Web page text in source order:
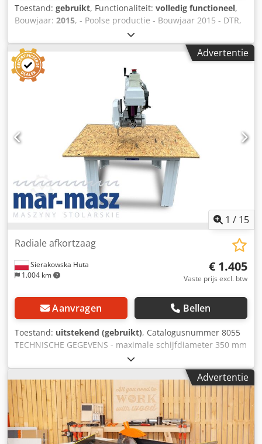
Toestand: gebruikt, Functionaliteit: volledig functioneel,
Bouwjaar: 2015, - Poolse productie - Bouwjaar 2015 - DTR,
CE - Elektrische versteling van zaagbladen TECHNISCHE
PARAMETERS: - Zaaghoogte: 60 mm - Zaagbladdiameter:
250 - 350 mm - Aantal zagen: 2 stuks - Max. zaagbreedte:
700 mm - Min. zaagbreedte: 90 mm - Max. afstand tussen
zaagbladen: 460 mm - Voeding traploos regelbaar via
frequentieomvormer - Voedingssnelheid instelbaar: 0 - 40
m/min - Motorvermogen: 2 x 4,7 kW -
Voedingsmotorvermogen: 0,75 kW - Motorvermogen voor
zaagbladverstelling: 0,12 kW - Totaal benodigd vermogen:
11,5 kW - Roltafels, lengte: 2 x 240 cm Chjdpfxjw H Rdae
Agmoa - Roltafelbreedte: 460 mm - Diameter
afzuigaansluiting: 160 mm - Transportafmetingen (l/b/h):
200 / 200 / 140 cm - Gewicht ~ 1000 kg
Advertentie
1 / 15
Sierakowska Huta
1.004 km
Radiale afkortzaag
€ 1.405
Vaste prijs excl. btw
Aanvragen Bellen
Toestand: uitstekend (gebruikt), Catalogusnummer 8055
TECHNISCHE GEGEVENS - maximale schijfdiameter 350 mm
- schijfgatdiameter 30 mm - beschermkap voor de schijf -
zaaghoogte voor een schijf van 300 mm, 90 mm - maximale
zaagbreedte 800 mm - mogelijkheid om onder een hoek in
het verticale vlak te zagen, door de arm te verplaatsen of
de schijf te verplaatsen - mogelijkheid om de arm te
draaien: links/rechts - motor 400V 2,9 kW - afmetingen
tafel: 1260 x 1000 mm - afmetingen (l x b x h): 1460 x 1330
Advertentie